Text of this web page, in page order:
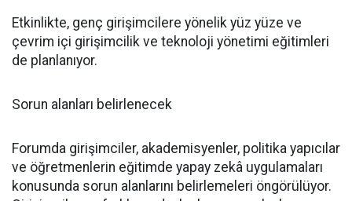
Etkinlikte, genç girişimcilere yönelik yüz yüze ve
çevrim içi girişimcilik ve teknoloji yönetimi eğitimleri
de planlanıyor.
Sorun alanları belirlenecek
Forumda girişimciler, akademisyenler, politika yapıcılar
ve öğretmenlerin eğitimde yapay zekâ uygulamaları
konusunda sorun alanlarını belirlemeleri öngörülüyor.